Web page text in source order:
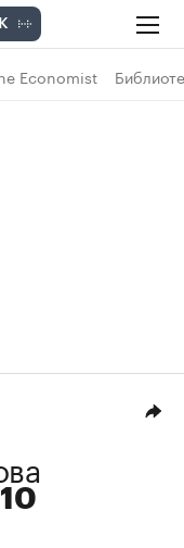
Economist